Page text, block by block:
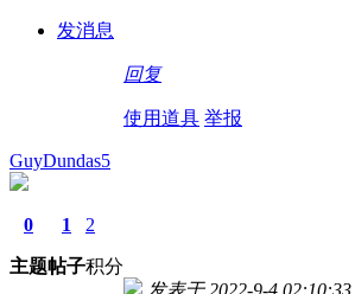
发消息
回复
使用道具 举报
GuyDundas5
0
主题
1
帖子
2
积分
发表于 2022-9-4 02:10:33